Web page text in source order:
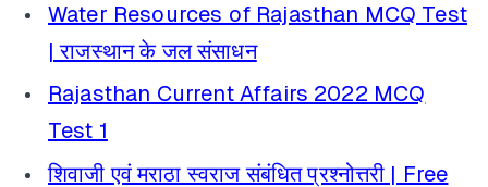
Water Resources of Rajasthan MCQ Test
| राजस्थान के जल संसाधन
Rajasthan Current Affairs 2022 MCQ
Test 1
शिवाजी एवं मराठा स्वराज संबंधित प्रश्नोत्तरी | Free